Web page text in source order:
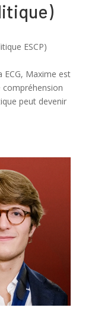
)
ESCP)
Maxime est
compréhension
peut devenir